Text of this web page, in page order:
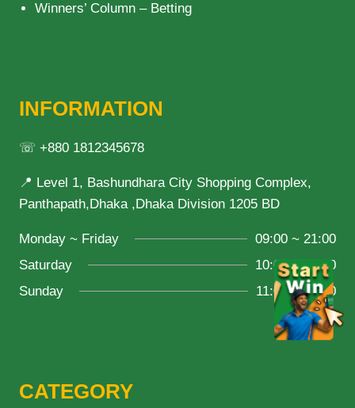
Winners’ Column – Betting
INFORMATION
☏ +880 1812345678
📍 Level 1, Bashundhara City Shopping Complex,
Panthapath,Dhaka ,Dhaka Division 1205 BD
Monday ~ Friday
09:00 ~ 21:00
Saturday
10:00 ~ 18:00
Sunday
11:00 ~ 20:00
CATEGORY